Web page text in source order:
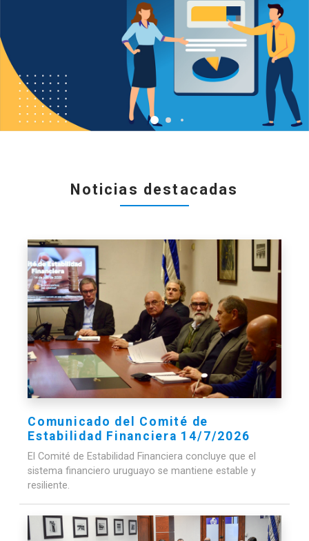
Noticias destacadas
Comunicado del Comité de
Estabilidad Financiera 14/7/2026
El Comité de Estabilidad Financiera concluye que el
sistema financiero uruguayo se mantiene estable y
resiliente.